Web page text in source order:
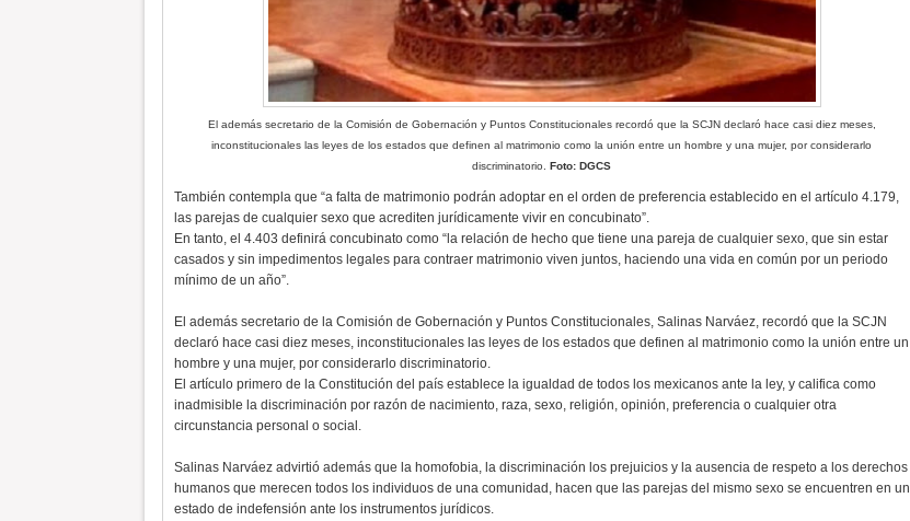
El además secretario de la Comisión de Gobernación y Puntos Constitucionales recordó que la SCJN declaró hace casi diez meses,
inconstitucionales las leyes de los estados que definen al matrimonio como la unión entre un hombre y una mujer, por considerarlo
discriminatorio.
Foto: DGCS
También contempla que “a falta de matrimonio podrán adoptar en el orden de preferencia establecido en el artículo 4.179,
las parejas de cualquier sexo que acrediten jurídicamente vivir en concubinato”.
En tanto, el 4.403 definirá concubinato como “la relación de hecho que tiene una pareja de cualquier sexo, que sin estar
casados y sin impedimentos legales para contraer matrimonio viven juntos, haciendo una vida en común por un periodo
mínimo de un año”.
El además secretario de la Comisión de Gobernación y Puntos Constitucionales, Salinas Narváez, recordó que la SCJN
declaró hace casi diez meses, inconstitucionales las leyes de los estados que definen al matrimonio como la unión entre un
hombre y una mujer, por considerarlo discriminatorio.
El artículo primero de la Constitución del país establece la igualdad de todos los mexicanos ante la ley, y califica como
inadmisible la discriminación por razón de nacimiento, raza, sexo, religión, opinión, preferencia o cualquier otra
circunstancia personal o social.
Salinas Narváez advirtió además que la homofobia, la discriminación los prejuicios y la ausencia de respeto a los derechos
humanos que merecen todos los individuos de una comunidad, hacen que las parejas del mismo sexo se encuentren en un
estado de indefensión ante los instrumentos jurídicos.